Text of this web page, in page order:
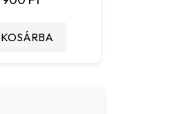
KOSÁRBA